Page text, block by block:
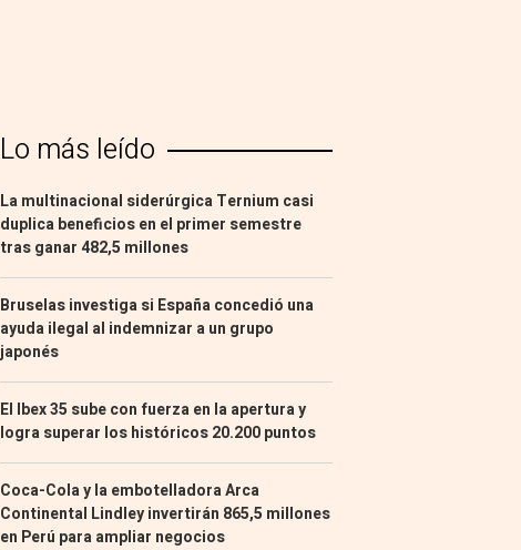
Lo más leído
La multinacional siderúrgica Ternium casi
duplica beneficios en el primer semestre
tras ganar 482,5 millones
Bruselas investiga si España concedió una
ayuda ilegal al indemnizar a un grupo
japonés
El Ibex 35 sube con fuerza en la apertura y
logra superar los históricos 20.200 puntos
Coca-Cola y la embotelladora Arca
Continental Lindley invertirán 865,5 millones
en Perú para ampliar negocios